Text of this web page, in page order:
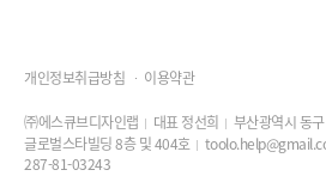
개인정보취급방침 이용약관
㈜에스큐브디자인랩 대표 정선희
부산광역시 동
글로벌스타빌딩 8층 및 404호
287-81-03243